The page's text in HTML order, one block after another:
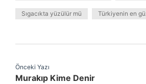
Sıgacıkta yüzülür mü Türkiyenin en
Önceki Yazı
Murakıp Kime Denir